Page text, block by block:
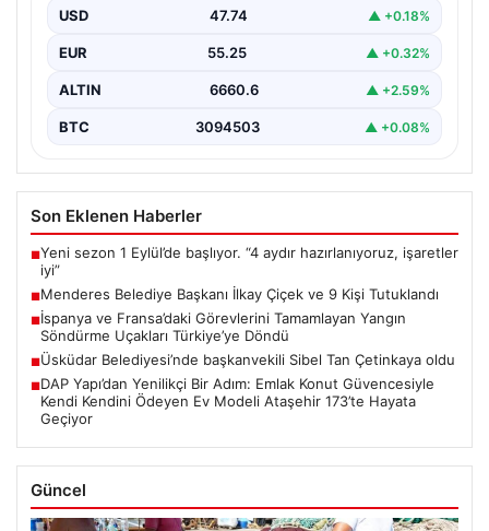
Çiçek'in de aralarında bulunduğu isimlere yönelik
yürütülen kapsamlı…
USD 47.74 ▲ +0.18%
EUR 55.25 ▲ +0.32%
ALTIN 6660.6 ▲ +2.59%
BTC 3094503 ▲ +0.08%
Son Eklenen Haberler
■Yeni sezon 1 Eylül’de başlıyor. “4 aydır hazırlanıyoruz, işaretler
iyi”
■Menderes Belediye Başkanı İlkay Çiçek ve 9 Kişi Tutuklandı
■İspanya ve Fransa’daki Görevlerini Tamamlayan Yangın
Söndürme Uçakları Türkiye’ye Döndü
■Üsküdar Belediyesi’nde başkanvekili Sibel Tan Çetinkaya oldu
■DAP Yapı’dan Yenilikçi Bir Adım: Emlak Konut Güvencesiyle
Kendi Kendini Ödeyen Ev Modeli Ataşehir 173’te Hayata
Geçiyor
Güncel